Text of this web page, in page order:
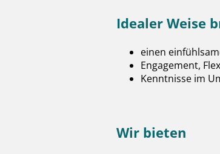
Idealer Weise
einen
Engagement,
Kenntnisse im
Wir bieten